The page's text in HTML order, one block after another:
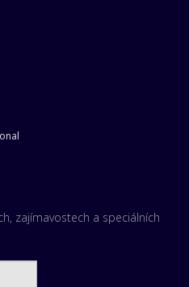
zajímavostech a speciálních